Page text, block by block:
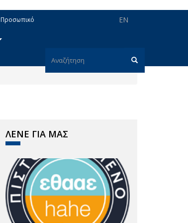
EN
Προσωπικό
Φόρμα
ΛΕΝΕ ΓΙΑ ΜΑΣ